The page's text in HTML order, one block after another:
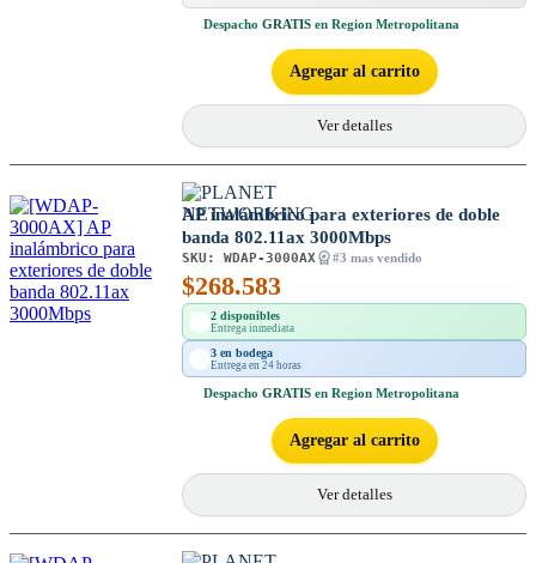
Despacho GRATIS en Region Metropolitana
Agregar al carrito
Ver detalles
AP inalámbrico para exteriores de doble
banda 802.11ax 3000Mbps
SKU: WDAP-3000AX #3 mas vendido
$268.583
2 disponibles
Entrega inmediata
3 en bodega
Entrega en 24 horas
Despacho GRATIS en Region Metropolitana
Agregar al carrito
Ver detalles